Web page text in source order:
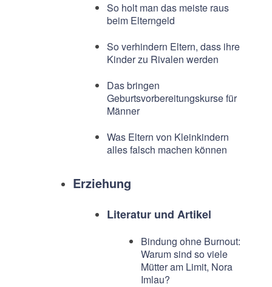
So holt man das meiste raus
beim Elterngeld
So verhindern Eltern, dass ihre
Kinder zu Rivalen werden
Das bringen
Geburtsvorbereitungskurse für
Männer
Was Eltern von Kleinkindern
alles falsch machen können
Erziehung
Literatur und Artikel
Bindung ohne Burnout:
Warum sind so viele
Mütter am Limit, Nora
Imlau?